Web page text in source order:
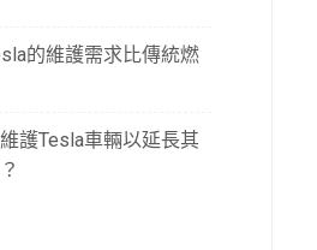
的維護需求比傳統燃
護Tesla車輛以延長其